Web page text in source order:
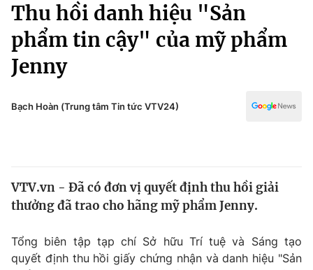
Chuyên mục
Chính trị
Thế giới
Tin tức
Kinh tế
Pháp luật
Kinh tế
Thể thao
Truyền hình
Văn hóa - Giải trí
Đời sống
Thu hồi danh hiệu "Sản
phẩm tin cậy" của mỹ phẩm
Jenny
Bạch Hoàn (Trung tâm Tin tức VTV24)
VTV.vn - Đã có đơn vị quyết định thu hồi giải
thưởng đã trao cho hãng mỹ phẩm Jenny.
Tổng biên tập tạp chí Sở hữu Trí tuệ và Sáng tạo
quyết định thu hồi giấy chứng nhận và danh hiệu "Sản